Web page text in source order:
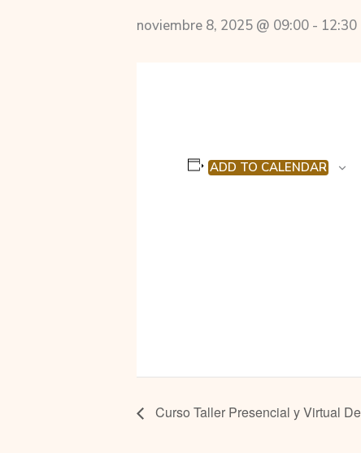
noviembre 8, 2025 @ 09:00 - 12:30
ADD TO CALENDAR
Curso Taller Presencial y Virtual